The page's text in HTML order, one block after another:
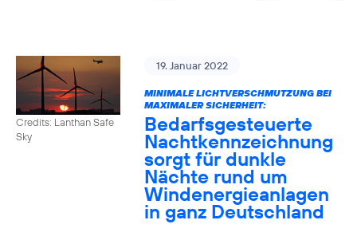
Credits: Lanthan Safe
Sky
19. Januar 2022
MINIMALE LICHTVERSCHMUTZUNG BEI
MAXIMALER SICHERHEIT:
Bedarfsgesteuerte
Nachtkennzeichnung
sorgt für dunkle
Nächte rund um
Windenergieanlagen
in ganz Deutschland